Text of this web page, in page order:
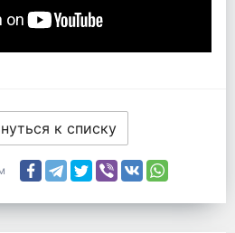
к списку